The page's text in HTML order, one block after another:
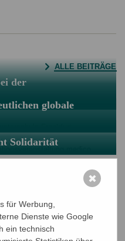
ALLE BEITRÄGE
der
globale
Solidarität
an.
für Werbung,
Dienste wie Google
ein technisch
✖